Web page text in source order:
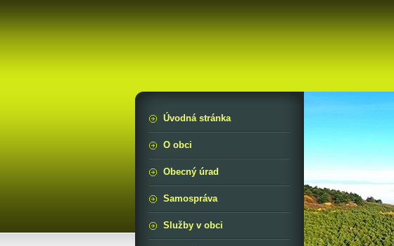
Úvodná stránka
O obci
Obecný úrad
Samospráva
Služby v obci